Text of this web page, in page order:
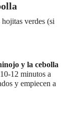
verdes (si
y la cebolla
12 minutos a
y empiecen a